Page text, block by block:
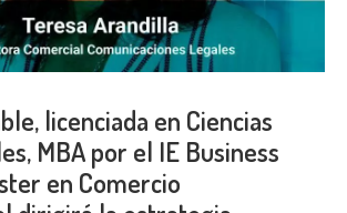
licenciada en Ciencias
MBA por el IE Business
en Comercio